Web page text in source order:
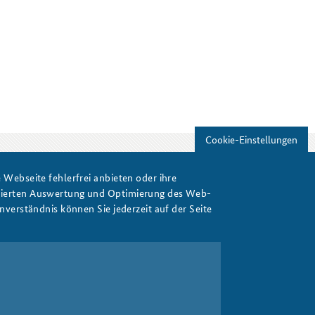
Cookie-Einstellungen
Webseite fehlerfrei anbieten oder ihre
Auswertung und Optimierung des Web-
können Sie jederzeit auf der Seite